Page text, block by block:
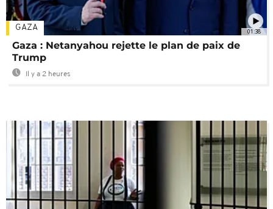
01:38
GAZA
Gaza : Netanyahou rejette le plan de paix de
Trump
Il y a 2 heures